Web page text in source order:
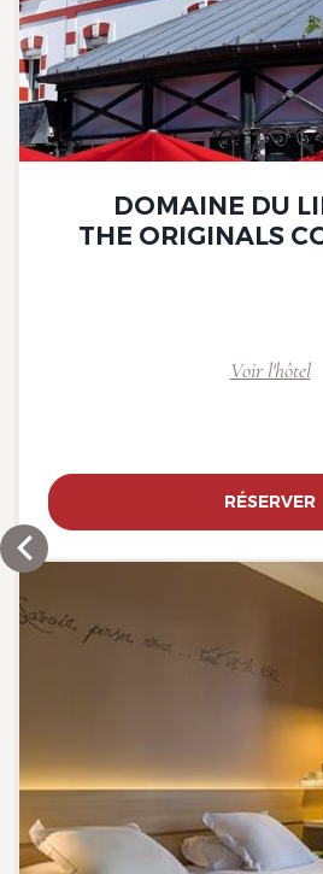
DOMAINE DU
THE ORIGINALS
Voir l'hôtel
RÉSERVER